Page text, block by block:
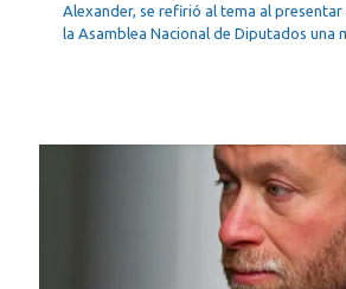
Alexander, se refirió al tema al presentar
la Asamblea Nacional de Diputados una